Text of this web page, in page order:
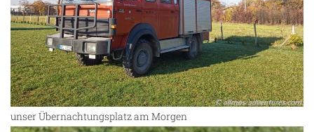
unser Übernachtungsplatz am Morgen